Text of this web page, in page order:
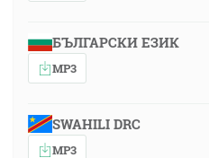
БЪЛГАРСКИ ЕЗИК
MP3
SWAHILI DRC
MP3